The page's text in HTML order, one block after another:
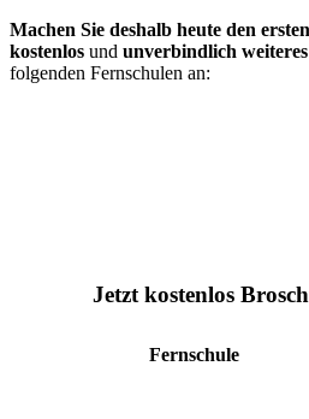
Machen Sie deshalb heute den
kostenlos und unverbindlich
folgenden Fernschulen an:
Jetzt kostenlos
Fernschule